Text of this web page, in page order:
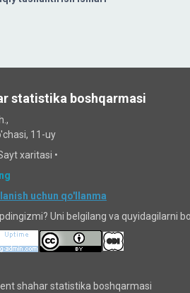
statistika boshqarmasi
11-uy
xaritasi •
uchun qo'llanma
Uni belgilang va quyidagilarni
shahar statistika boshqarmasi